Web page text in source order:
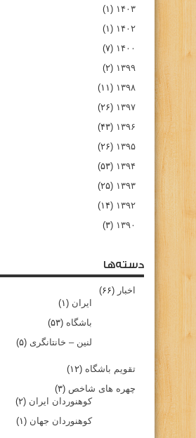
۱۴۰۳ (۱)
۱۴۰۲ (۱)
۱۴۰۰ (۷)
۱۳۹۹ (۲)
۱۳۹۸ (۱۱)
۱۳۹۷ (۲۶)
۱۳۹۶ (۴۳)
۱۳۹۵ (۲۶)
۱۳۹۴ (۵۳)
۱۳۹۳ (۲۵)
۱۳۹۲ (۱۴)
۱۳۹۰ (۳)
دسته‌ها
اخبار (۶۶)
ایران (۱)
باشگاه (۵۳)
لنین – خانتانگری (۵)
تقویم باشگاه (۱۲)
چهره های شاخص (۳)
کوهنوردان ایران (۲)
کوهنوردان جهان (۱)